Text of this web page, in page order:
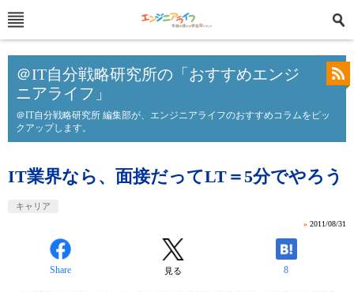
＠IT自分戦略研究所の「おすすめエンジ
ニアライフ」
＠IT自分戦略研究所 編集部が、エンジニアライフのおすすめコラムをピッ
クアップします。
IT業界なら、面接だってLT＝5分でやろう
キャリア
» 2011/08/31
Share 見る 8